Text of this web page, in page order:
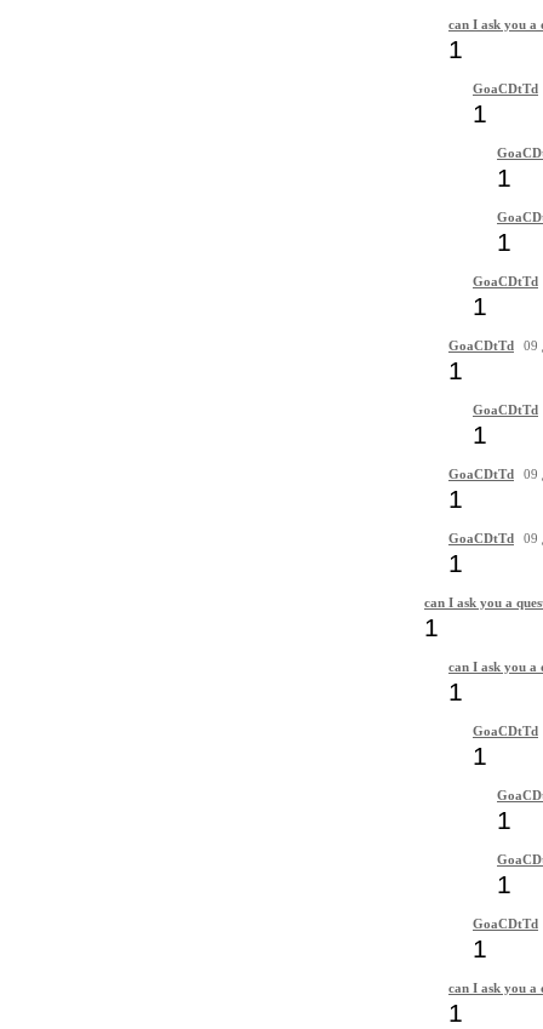
can I ask you a
1
GoaCDtTd
1
1
1
GoaCDtTd
1
GoaCDtTd 09
1
GoaCDtTd
1
GoaCDtTd 09
1
GoaCDtTd 09
1
can I ask you a
1
can I ask you a
1
GoaCDtTd
1
1
1
GoaCDtTd
1
can I ask you a
1